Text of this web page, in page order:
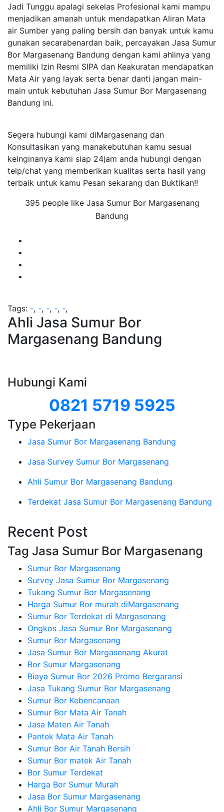
Jadi Tunggu apalagi sekelas Profesional kami mampu
menjadikan amanah untuk mendapatkan Aliran Mata
air Sumber yang paling bersih dan banyak untuk kamu
gunakan secarabenardan baik, percayakan Jasa Sumur
Bor Margasenang Bandung dengan kami ahlinya yang
memiliki Izin Resmi SIPA dan Keakuratan mendapatkan
Mata Air yang layak serta benar danti jangan main-
main untuk kebutuhan Jasa Sumur Bor Margasenang
Bandung ini.
Segera hubungi kami diMargasenang dan
Konsultasikan yang manakebutuhan kamu sesuai
keinginanya kami siap 24jam anda hubungi dengan
telp/chat yang memberikan kualitas serta hasil yang
terbaik untuk kamu Pesan sekarang dan Buktikan!!
395 people like Jasa Sumur Bor Margasenang
Bandung
Tags: -, -, -, -, -,
Ahli Jasa Sumur Bor
Margasenang Bandung
Hubungi Kami
0821 5719 5925
Type Pekerjaan
Jasa Sumur Bor Margasenang Bandung
Jasa Survey Sumur Bor Margasenang
Ahli Sumur Bor Margasenang Bandung
Terdekat Jasa Sumur Bor Margasenang Bandung
Recent Post
Tag Jasa Sumur Bor Margasenang
Sumur Bor Margasenang
Survey Jasa Sumur Bor Margasenang
Tukang Sumur Bor Margasenang
Harga Sumur Bor murah diMargasenang
Sumur Bor Terdekat di Margasenang
Ongkos Jasa Sumur Bor Margasenang
Sumur Bor Margasenang
Jasa Sumur Bor Margasenang Akurat
Bor Sumur Margasenang
Biaya Sumur Bor 2026 Promo Bergaransi
Jasa Tukang Sumur Bor Margasenang
Sumur Bor Kebencanaan
Sumur Bor Mata Air Tanah
Jasa Maten Air Tanah
Pantek Mata Air Tanah
Sumur Bor Air Tanah Bersih
Sumur Bor matek Air Tanah
Bor Sumur Terdekat
Harga Bor Sumur Murah
Jasa Bor Sumur Margasenang
Ahli Bor Sumur Margasenang